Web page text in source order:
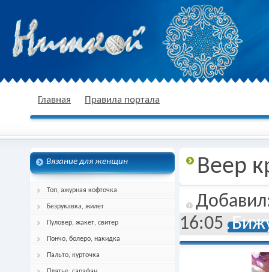
спицами, схема и описание
Главная Правила портала
Вязание для женщин
Топ, ажурная кофточка
Безрукавка, жилет
Пуловер, жакет, свитер
Пончо, болеро, накидка
Пальто, курточка
Веер
16:05